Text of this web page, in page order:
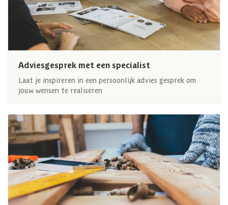
Adviesgesprek met een specialist
Laat je inspireren in een persoonlijk advies gesprek om
jouw wensen te realiseren